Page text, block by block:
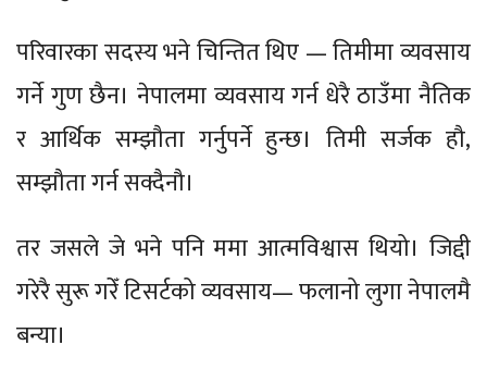
परिवारका सदस्य भने चिन्तित थिए — तिमीमा व्यवसाय
गर्ने गुण छैन। नेपालमा व्यवसाय गर्न धेरै ठाउँमा नैतिक
र आर्थिक सम्झौता गर्नुपर्ने हुन्छ। तिमी सर्जक हौ,
सम्झौता गर्न सक्दैनौ।
तर जसले जे भने पनि ममा आत्मविश्वास थियो। जिद्दी
गरेरै सुरू गरेँ टिसर्टको व्यवसाय— फलानो लुगा नेपालमै
बन्या।